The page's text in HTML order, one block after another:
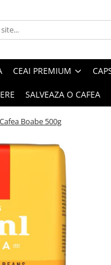
CEAI PREMIUM
SALVEAZA O CAFEA
Boabe 500g